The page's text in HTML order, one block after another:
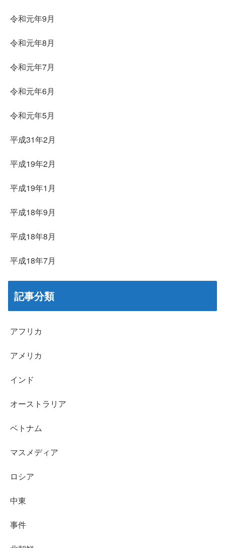
令和元年9月
令和元年8月
令和元年7月
令和元年6月
令和元年5月
平成31年2月
平成19年2月
平成19年1月
平成18年9月
平成18年8月
平成18年7月
記事分類
アフリカ
アメリカ
インド
オーストラリア
ベトナム
マスメディア
ロシア
中東
事件